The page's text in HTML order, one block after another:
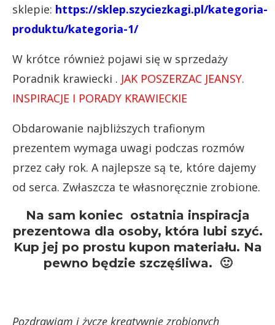
sklepie: https://sklep.szyciezkagi.pl/kategoria-
produktu/kategoria-1/
W krótce również pojawi się w sprzedaży
Poradnik krawiecki . JAK POSZERZAC JEANSY.
INSPIRACJE I PORADY KRAWIECKIE
Obdarowanie najbliższych trafionym
prezentem wymaga uwagi podczas rozmów
przez cały rok. A najlepsze są te, które dajemy
od serca. Zwłaszcza te własnoręcznie zrobione.
Na sam koniec ostatnia inspiracja
prezentowa dla osoby, która lubi szyć.
Kup jej po prostu kupon materiału. Na
pewno będzie szczęśliwa. 🙂
Pozdrawiam i życzę kreatywnie zrobionych